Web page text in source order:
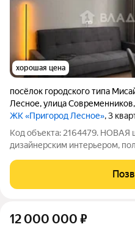
хорошая цена
посёлок городского типа
Лесное,улица Современников,
ЖК «Пригород Лесное», 3
Код объекта: 2164479. НОВАЯ
дизайнерским интерьером,
уборка. Новый дом 2025 года.
площадками, спортивными
12 000 000 ₽